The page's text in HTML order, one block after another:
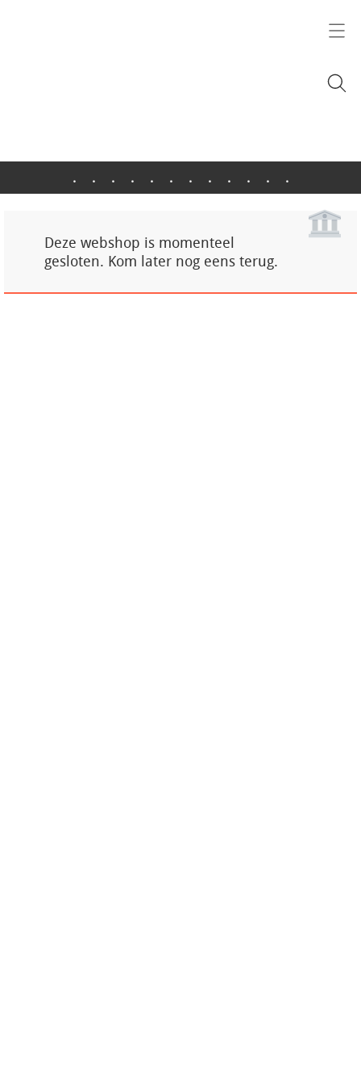
. . . . . . . . . . . .
Deze webshop is momenteel
gesloten. Kom later nog eens terug.